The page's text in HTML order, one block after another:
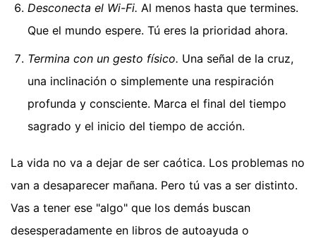
Desconecta el Wi-Fi. Al menos hasta que termines.
Que el mundo espere. Tú eres la prioridad ahora.
Termina con un gesto físico. Una señal de la cruz,
una inclinación o simplemente una respiración
profunda y consciente. Marca el final del tiempo
sagrado y el inicio del tiempo de acción.
La vida no va a dejar de ser caótica. Los problemas no
van a desaparecer mañana. Pero tú vas a ser distinto.
Vas a tener ese "algo" que los demás buscan
desesperadamente en libros de autoayuda o